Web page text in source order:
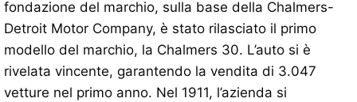
fondazione del marchio, sulla base della Chalmers-
Detroit Motor Company, è stato rilasciato il primo
modello del marchio, la Chalmers 30. L’auto si è
rivelata vincente, garantendo la vendita di 3.047
vetture nel primo anno. Nel 1911, l’azienda si